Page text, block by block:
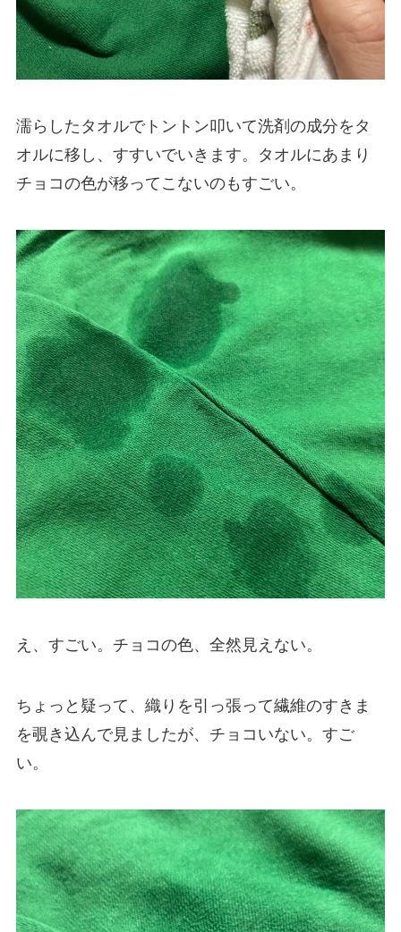
濡らしたタオルでトントン叩いて洗剤の成分をタ
オルに移し、すすいでいきます。タオルにあまり
チョコの色が移ってこないのもすごい。
え、すごい。チョコの色、全然見えない。
ちょっと疑って、織りを引っ張って繊維のすきま
を覗き込んで見ましたが、チョコいない。すご
い。